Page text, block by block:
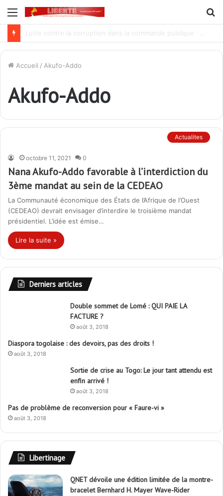
Menu
Accueil / Akufo-Addo
Akufo-Addo
Actualites
octobre 11, 2021 0
Nana Akufo-Addo favorable à l’interdiction du
3ème mandat au sein de la CEDEAO
La Communauté économique des États de l’Afrique de l’Ouest
(CEDEAO) devrait envisager d’interdire le troisième mandat
présidentiel. L’idée est émise…
Lire la suite »
Derniers articles
Double sommet de Lomé : QUI PAIE LA
FACTURE ?
août 3, 2018
Diaspora togolaise : des devoirs, pas des droits !
août 3, 2018
Sortie de crise au Togo: Le jour tant attendu est
enfin arrivé !
août 3, 2018
Pas de problème de reconversion pour « Faure-vi »
août 3, 2018
Libertinage
QNET dévoile une édition limitée de la montre-
bracelet Bernhard H. Mayer Wave-Rider